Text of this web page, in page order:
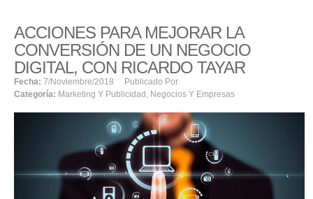
HOSTING
RESELLER
SERVIDORES VPS
SERVIDORES VPS WINDOWS
SERVIDORES DEDICADOS
ACCIONES PARA MEJORAR LA
CONVERSIÓN DE UN NEGOCIO
DIGITAL, CON RICARDO TAYAR
Fecha: 7/noviembre/2018
Publicado Por
Categoría: Marketing Y Publicidad , Negocios Y Empresas